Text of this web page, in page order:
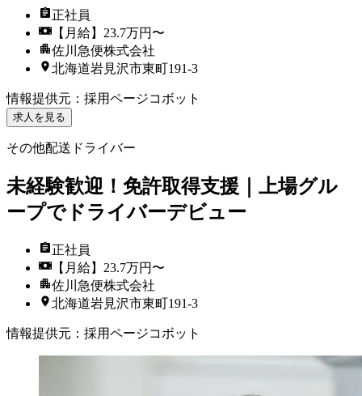
正社員
【月給】23.7万円〜
佐川急便株式会社
北海道岩見沢市東町191-3
情報提供元 ： 採用ページコボット
求人を見る
その他配送ドライバー
未経験歓迎！免許取得支援｜上場グル
ープでドライバーデビュー
正社員
【月給】23.7万円〜
佐川急便株式会社
北海道岩見沢市東町191-3
情報提供元 ： 採用ページコボット